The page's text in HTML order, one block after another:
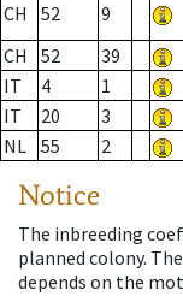
CH
52 9
CH
52 39
IT
4 1
IT
20 3
NL 55 2
Notice
The inbreeding
planned colony.
depends on the